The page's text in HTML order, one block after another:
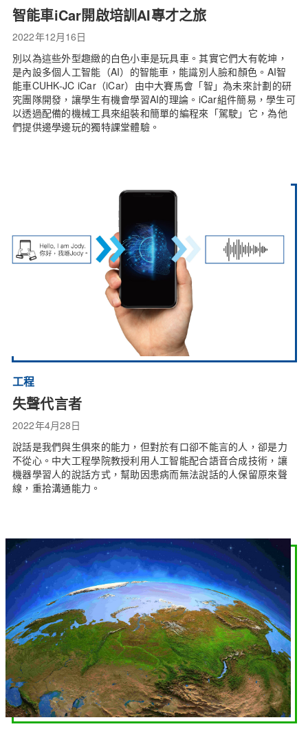
智能車iCar開啟培訓AI專才之旅
2022年12月16日
別以為這些外型趣緻的白色小車是玩具車。其實它們大有乾坤，
是內設多個人工智能（AI）的智能車，能識別人臉和顏色。AI智
能車CUHK-JC iCar（iCar）由中大賽馬會「智」為未來計劃的研
究團隊開發，讓學生有機會學習AI的理論。iCar組件簡易，學生可
以透過配備的機械工具來組裝和簡單的編程來「駕駛」它，為他
們提供邊學邊玩的獨特課堂體驗。
工程
失聲代言者
2022年4月28日
說話是我們與生俱來的能力，但對於有口卻不能言的人，卻是力
不從心。中大工程學院教授利用人工智能配合語音合成技術，讓
機器學習人的說話方式，幫助因患病而無法說話的人保留原來聲
線，重拾溝通能力。